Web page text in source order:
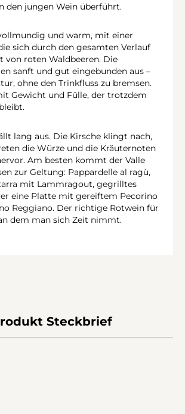
den jungen Wein überführt.
und warm, mit einer
sich durch den gesamten Verlauf
von roten Waldbeeren. Die
sanft und gut eingebunden aus –
ohne den Trinkfluss zu bremsen.
Gewicht und Fülle, der trotzdem
lang aus. Die Kirsche klingt nach,
die Würze und die Kräuternoten
Am besten kommt der Valle
zur Geltung: Pappardelle al ragù,
mit Lammragout, gegrilltes
eine Platte mit gereiftem Pecorino
Reggiano. Der richtige Rotwein für
dem man sich Zeit nimmt.
Steckbrief